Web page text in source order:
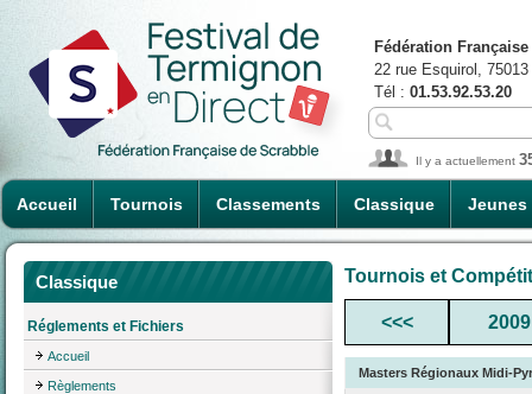
Accueil Tournois Classements Classique Jeunes
Fédération
22 rue Esquirol,
Tél : 01.53.92.53.20
Il y a actuellement
Classique
Réglements et Fichiers
Accueil
Règlements
Tournois et
<<< 2009
Masters Régionaux Midi-